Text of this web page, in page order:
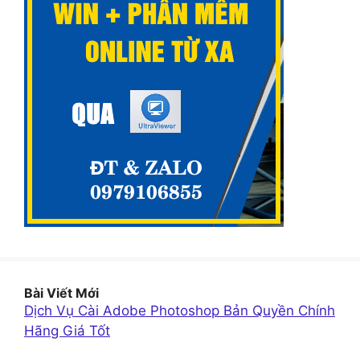
Bài Viết Mới
Dịch Vụ Cài Adobe Photoshop Bản Quyền Chính
Hãng Giá Tốt